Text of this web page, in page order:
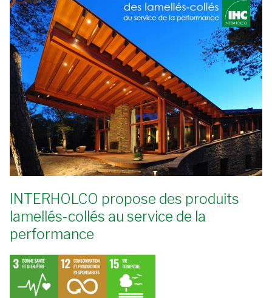
INTERHOLCO propose des produits
lamellés-collés au service de la
performance